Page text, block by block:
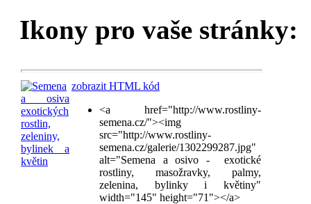
Ikony pro vaše stránky:
zobrazit HTML kód
<a href="http://www.rostliny-
semena.cz/"><img
src="http://www.rostliny-
semena.cz/galerie/1302299287.jpg"
alt="Semena a osivo - exotické
rostliny, masožravky, palmy,
zelenina, bylinky i květiny"
width="145" height="71"></a>